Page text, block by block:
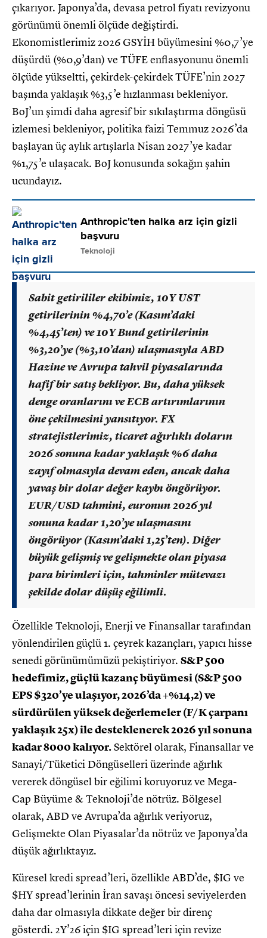
çıkarıyor. Japonya’da, devasa petrol fiyatı revizyonu
görünümü önemli ölçüde değiştirdi.
Ekonomistlerimiz 2026 GSYİH büyümesini %0,7’ye
düşürdü (%0,9’dan) ve TÜFE enflasyonunu önemli
ölçüde yükseltti, çekirdek-çekirdek TÜFE’nin 2027
başında yaklaşık %3,5’e hızlanması bekleniyor.
BoJ’un şimdi daha agresif bir sıkılaştırma döngüsü
izlemesi bekleniyor, politika faizi Temmuz 2026’da
başlayan üç aylık artışlarla Nisan 2027’ye kadar
%1,75’e ulaşacak. BoJ konusunda sokağın şahin
ucundayız.
Anthropic'ten halka arz için gizli
başvuru
Teknoloji
Sabit getirililer ekibimiz, 10Y UST
getirilerinin %4,70’e (Kasım’daki
%4,45’ten) ve 10Y Bund getirilerinin
%3,20’ye (%3,10’dan) ulaşmasıyla ABD
Hazine ve Avrupa tahvil piyasalarında
hafif bir satış bekliyor. Bu, daha yüksek
denge oranlarını ve ECB artırımlarının
öne çekilmesini yansıtıyor. FX
stratejistlerimiz, ticaret ağırlıklı doların
2026 sonuna kadar yaklaşık %6 daha
zayıf olmasıyla devam eden, ancak daha
yavaş bir dolar değer kaybı öngörüyor.
EUR/USD tahmini, euronun 2026 yıl
sonuna kadar 1,20’ye ulaşmasını
öngörüyor (Kasım’daki 1,25’ten). Diğer
büyük gelişmiş ve gelişmekte olan piyasa
para birimleri için, tahminler mütevazı
şekilde dolar düşüş eğilimli.
Özellikle Teknoloji, Enerji ve Finansallar tarafından
yönlendirilen güçlü 1. çeyrek kazançları, yapıcı hisse
senedi görünümümüzü pekiştiriyor. S&P 500
hedefimiz, güçlü kazanç büyümesi (S&P 500
EPS $320’ye ulaşıyor, 2026’da +%14,2) ve
sürdürülen yüksek değerlemeler (F/K çarpanı
yaklaşık 25x) ile desteklenerek 2026 yıl sonuna
kadar 8000 kalıyor.Sektörel olarak, Finansallar ve
Sanayi/Tüketici Döngüselleri üzerinde ağırlık
vererek döngüsel bir eğilimi koruyoruz ve Mega-
Cap Büyüme & Teknoloji’de nötrüz. Bölgesel
olarak, ABD ve Avrupa’da ağırlık veriyoruz,
Gelişmekte Olan Piyasalar’da nötrüz ve Japonya’da
düşük ağırlıktayız.
Küresel kredi spread’leri, özellikle ABD’de, $IG ve
$HY spread’lerinin İran savaşı öncesi seviyelerden
daha dar olmasıyla dikkate değer bir direnç
gösterdi. 2Y’26 için $IG spread’leri için revize